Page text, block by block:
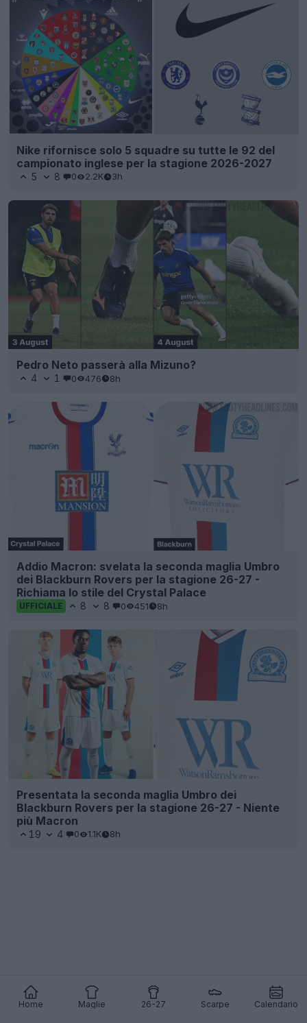
Home Maglie 26-27 Scarpe Calendario
Nike rifornisce solo 5 squadre su tutte le 92 del
campionato inglese per la stagione 2026-2027
5 8 0 2.2K 3h
Pedro Neto passerà alla Mizuno?
4 1 0 476 8h
Addio Macron: svelata la seconda maglia Umbro
dei Blackburn Rovers per la stagione 26-27 -
Richiama lo stile del Crystal Palace
UFFICIALE 8 8 0 451 8h
Presentata la seconda maglia Umbro dei
Blackburn Rovers per la stagione 26-27 - Niente
più Macron
19 4 0 1.1K 8h